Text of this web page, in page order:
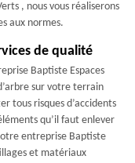
, nous vous réaliserons
aux normes.
de qualité
Baptiste Espaces
sur votre terrain
tous risques d’accidents
qu’il faut enlever
entreprise Baptiste
et matériaux